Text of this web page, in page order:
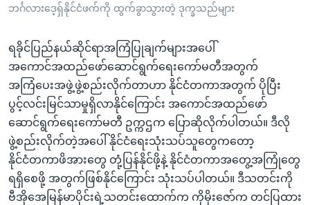
ကြည့်
ရှာဖွေ
ရန်
နေရာ
သို့
ကျော်
ရန်
ဘာသာစကားများ
ဘင်္ဂလားဒေ့ရှ်နိုင်ငံဖက်ကို ထွက်ခွာသွားတဲ့ ဒုက္ခသည်များ
ရခိုင်ပြည်နယ်ဆိုင်ရာအကြံပြုချက်များအပေါ်
အကောင်အထည်ဖော်ဆောင်ရွက်ရေးကော်မတီအတွက်
အကြံပေးအဖွဲ့ဖွဲ့စည်းလိုက်တာဟာ နိုင်ငံတကာအတွက် ပိုပြီး
ပွင့်လင်းမြင်သာမှုရှိလာနိုင်ကြောင်း အကောင်အထည်ဖော်
ဆောင်ရွက်ရေးကော်မတီ ဥက္ကဌက ပြောဆိုလိုက်ပါတယ်။ ဒီလို
ဖွဲ့စည်းလိုက်တဲ့အပေါ် နိုင်ငံရေးသုံးသပ်သူတွေကတော့
နိုင်ငံတကာဖိအားတွေ တုံ့ပြန်နိုင်ဖို့နဲ့ နိုင်ငံတကာအတွေ့အကြုံတွေ
ရရှိစေဖို့ အတွက်ဖြစ်နိုင်ကြောင်း သုံးသပ်ပါတယ်။ ဒီသတင်းကို
ဗီအိုအေမြန်မာပိုင်းရဲ့သတင်းထောက်က ကိုမိုးဇော်က တင်ပြထား